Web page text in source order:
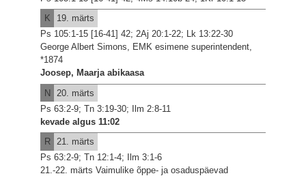
K
19. märts
Ps 105:1-15 [16-41] 42; 2Aj 20:1-22; Lk 13:22-30
George Albert Simons, EMK esimene superintendent,
*1874
Joosep, Maarja abikaasa
N
20. märts
Ps 63:2-9; Tn 3:19-30; Ilm 2:8-11
kevade algus 11:02
R
21. märts
Ps 63:2-9; Tn 12:1-4; Ilm 3:1-6
21.-22. märts Vaimulike õppe- ja osaduspäevad